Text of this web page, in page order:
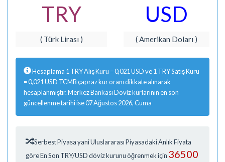
TRY
USD
( Türk Lirası ) ( Amerikan Doları )
Hesaplama 1 TRY Alış Kuru = 0,021 USD ve 1 TRY Satış Kuru
= 0,021 USD TCMB çapraz kur oranı dikkate alınarak
hesaplanmıştır. Merkez Bankası Döviz kurlarının en son
güncellenme tarihi ise 07 Ağustos 2026, Cuma
Serbest Piyasa yani Uluslararası Piyasadaki Anlık Fiyata
göre En Son TRY/USD döviz kurunu öğrenmek için 36500